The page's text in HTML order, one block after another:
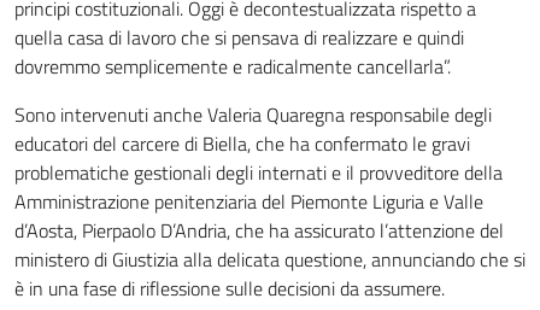
principi costituzionali. Oggi è decontestualizzata rispetto a
quella casa di lavoro che si pensava di realizzare e quindi
dovremmo semplicemente e radicalmente cancellarla”.
Sono intervenuti anche Valeria Quaregna responsabile degli
educatori del carcere di Biella, che ha confermato le gravi
problematiche gestionali degli internati e il provveditore della
Amministrazione penitenziaria del Piemonte Liguria e Valle
d’Aosta, Pierpaolo D’Andria, che ha assicurato l’attenzione del
ministero di Giustizia alla delicata questione, annunciando che si
è in una fase di riflessione sulle decisioni da assumere.